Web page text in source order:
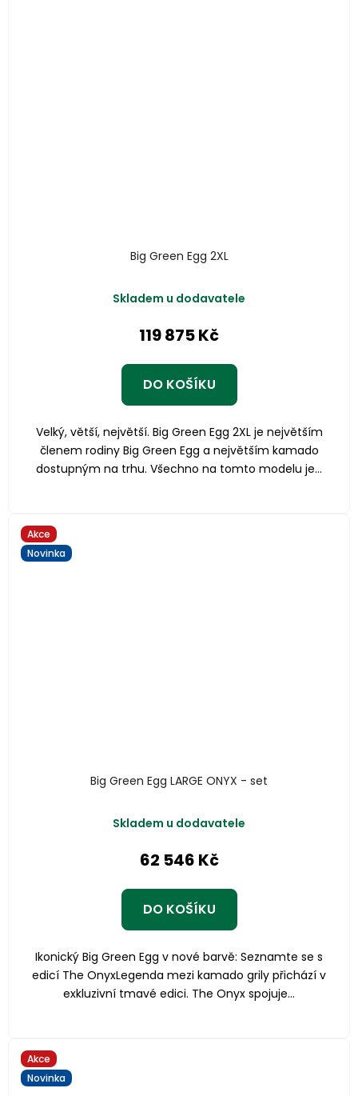
Big Green Egg 2XL
Skladem u dodavatele
119 875 Kč
DO KOŠÍKU
Velký, větší, největší. Big Green Egg 2XL je největším
členem rodiny Big Green Egg a největším kamado
dostupným na trhu. Všechno na tomto modelu je...
Akce
Novinka
Big Green Egg LARGE ONYX - set
Skladem u dodavatele
62 546 Kč
DO KOŠÍKU
Ikonický Big Green Egg v nové barvě: Seznamte se s
edicí The OnyxLegenda mezi kamado grily přichází v
exkluzivní tmavé edici. The Onyx spojuje...
Akce
Novinka